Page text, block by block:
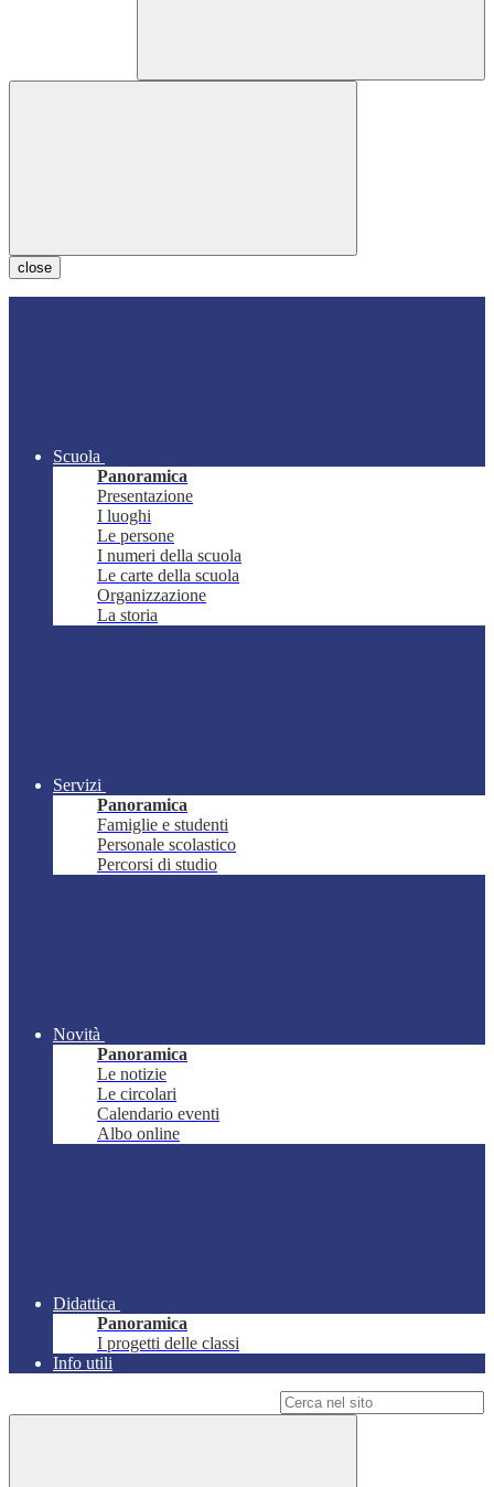
close
Scuola
Panoramica
Presentazione
I luoghi
Le persone
I numeri della scuola
Le carte della scuola
Organizzazione
La storia
Servizi
Panoramica
Famiglie e studenti
Personale scolastico
Percorsi di studio
Novità
Panoramica
Le notizie
Le circolari
Calendario eventi
Albo online
Didattica
Panoramica
I progetti delle classi
Info utili